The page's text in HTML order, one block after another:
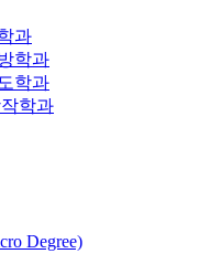
과
학과
학과
학과
Degree)